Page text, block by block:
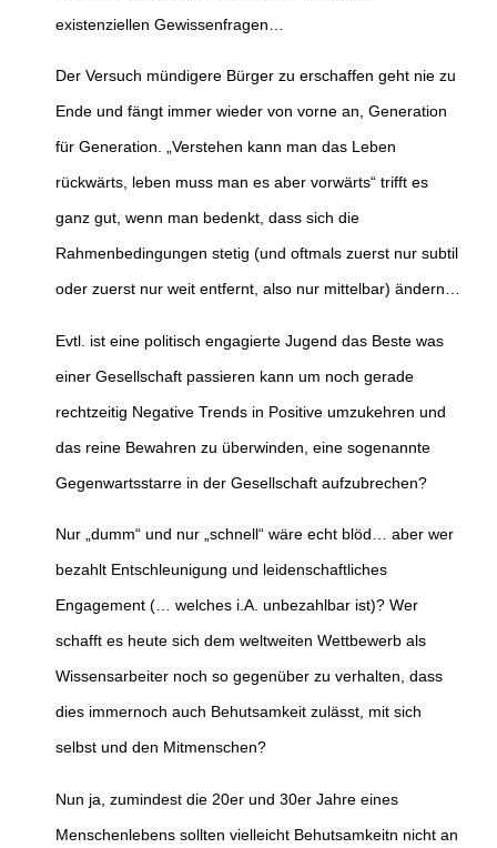
existenziellen Gewissenfragen…
Der Versuch mündigere Bürger zu erschaffen geht nie zu
Ende und fängt immer wieder von vorne an, Generation
für Generation. „Verstehen kann man das Leben
rückwärts, leben muss man es aber vorwärts“ trifft es
ganz gut, wenn man bedenkt, dass sich die
Rahmenbedingungen stetig (und oftmals zuerst nur subtil
oder zuerst nur weit entfernt, also nur mittelbar) ändern…
Evtl. ist eine politisch engagierte Jugend das Beste was
einer Gesellschaft passieren kann um noch gerade
rechtzeitig Negative Trends in Positive umzukehren und
das reine Bewahren zu überwinden, eine sogenannte
Gegenwartsstarre in der Gesellschaft aufzubrechen?
Nur „dumm“ und nur „schnell“ wäre echt blöd… aber wer
bezahlt Entschleunigung und leidenschaftliches
Engagement (… welches i.A. unbezahlbar ist)? Wer
schafft es heute sich dem weltweiten Wettbewerb als
Wissensarbeiter noch so gegenüber zu verhalten, dass
dies immernoch auch Behutsamkeit zulässt, mit sich
selbst und den Mitmenschen?
Nun ja, zumindest die 20er und 30er Jahre eines
Menschenlebens sollten vielleicht Behutsamkeitn nicht an